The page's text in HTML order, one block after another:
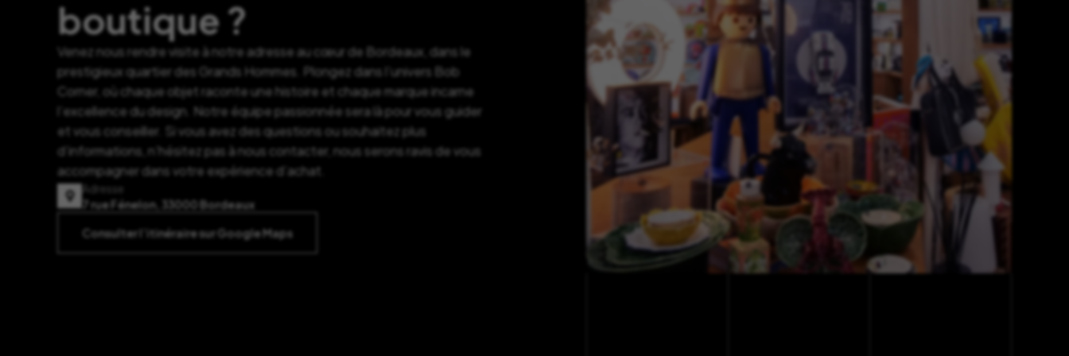
boutique ?
Venez nous rendre visite à notre adresse au cœur de Bordeaux, dans le
prestigieux quartier des Grands Hommes. Plongez dans l’univers Bob
Corner, où chaque objet raconte une histoire et chaque marque incarne
l’excellence du design. Notre équipe passionnée sera là pour vous guider
et vous conseiller. Si vous avez des questions ou souhaitez plus
d’informations, n’hésitez pas à nous contacter, nous serons ravis de vous
accompagner dans votre expérience d’achat.
Adresse
7 rue Fénelon, 33000 Bordeaux
Consulter l’itinéraire sur Google Maps